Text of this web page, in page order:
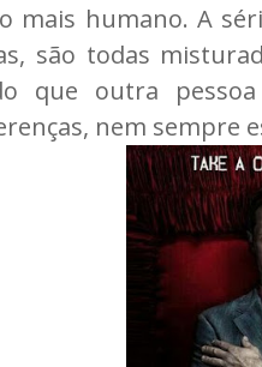
mais humano. A
são todas
que outra
nem sempre